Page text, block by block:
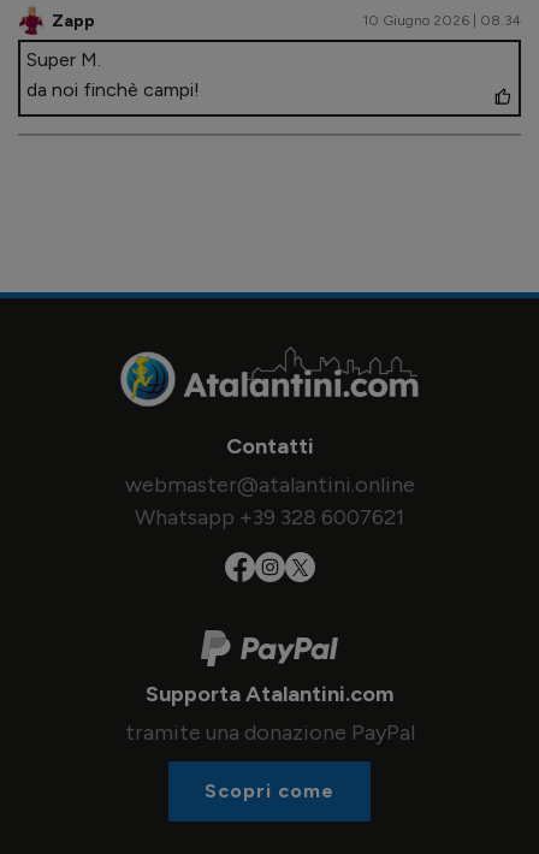
Zapp 10 Giugno 2026 | 08.34
Super M.
da noi finchè campi!
Contatti
webmaster@atalantini.online
Whatsapp +39 328 6007621
Supporta Atalantini.com
tramite una donazione PayPal
Scopri come